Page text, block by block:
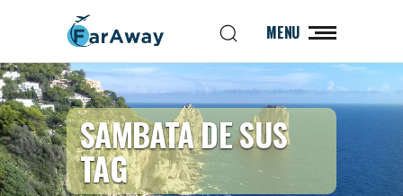
MENU
SAMBATA DE SUS
TAG